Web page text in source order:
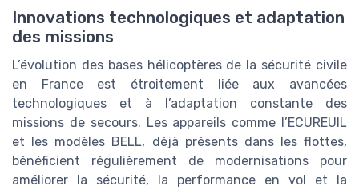
Innovations technologiques et adaptation
des missions
L’évolution des bases hélicoptères de la sécurité civile
en France est étroitement liée aux avancées
technologiques et à l’adaptation constante des
missions de secours. Les appareils comme l’ECUREUIL
et les modèles BELL, déjà présents dans les flottes,
bénéficient régulièrement de modernisations pour
améliorer la sécurité, la performance en vol et la